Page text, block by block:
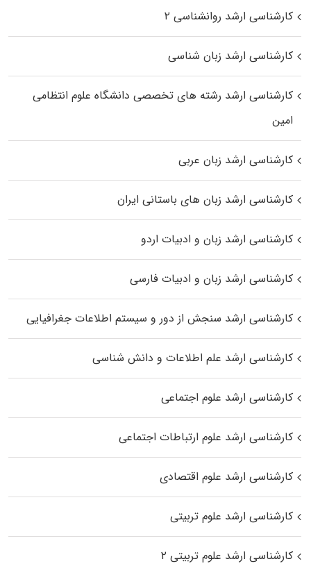
کارشناسی ارشد روانشناسی ۲
کارشناسی ارشد زبان شناسی
کارشناسی ارشد رﺷﺘﻪ ﻫﺎی تخصصی داﻧﺸﮕﺎه ﻋﻠﻮم انتظامی
اﻣﻴﻦ
کارشناسی ارشد زبان عربی
کارشناسی ارشد زبان‌ های باستانی ایران
کارشناسی ارشد زبان و ادبیات اردو
کارشناسی ارشد زبان و ادبیات فارسی
کارشناسی ارشد سنجش از دور و سیستم اطلاعات جغرافیایی
کارشناسی ارشد علم اطلاعات و دانش شناسی
کارشناسی ارشد علوم اجتماعی
کارشناسی ارشد علوم ارتباطات اجتماعی
کارشناسی ارشد علوم اقتصادی
کارشناسی ارشد علوم تربیتی
کارشناسی ارشد علوم تربیتی ۲